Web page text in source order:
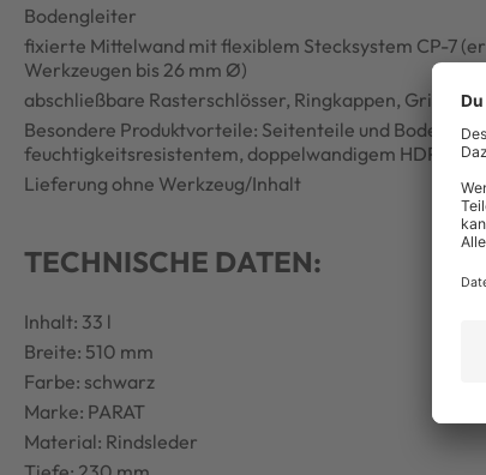
Bodengleiter
fixierte Mittelwand mit flexiblem Stecksystem CP-7
Werkzeugen bis 26 mm Ø)
abschließbare Rasterschlösser, Ringkappen, Griffloch
Besondere Produktvorteile: Seitenteile und
feuchtigkeitsresistentem, doppelwandigem HDPE-
Lieferung ohne Werkzeug/Inhalt
TECHNISCHE DATEN:
Inhalt: 33 l
Breite: 510 mm
Farbe: schwarz
Marke: PARAT
Material: Rindsleder